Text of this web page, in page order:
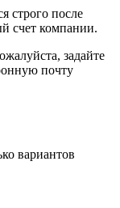
строго после
счет компании.
задайте
почту
вариантов